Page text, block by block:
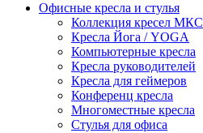
Офисные кресла и стулья
Коллекция кресел МКС
Кресла Йога / YOGA
Компьютерные кресла
Кресла руководителей
Кресла для геймеров
Конференц кресла
Многоместные кресла
Стулья для офиса